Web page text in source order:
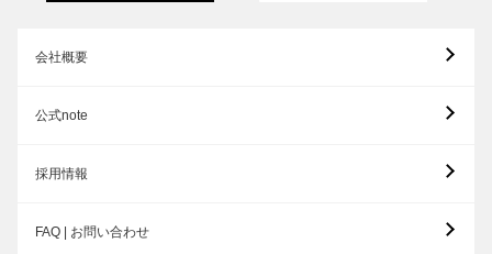
会社概要
公式note
採用情報
FAQ | お問い合わせ